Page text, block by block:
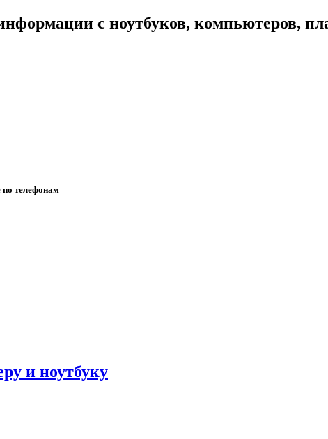
с ноутбуков, компьютеров,
по телефонам
и ноутбуку